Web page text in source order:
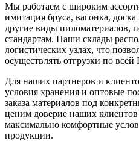
Мы работаем с широким
имитация бруса, вагонка,
другие виды пиломатериалов,
стандартам. Наши склады
логистических узлах, что
осуществлять отгрузки по всей
Для наших партнеров и
условия хранения и оптовые
заказа материалов под
ценим доверие наших
максимально комфортные
продукции.